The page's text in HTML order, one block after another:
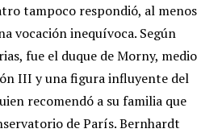
tampoco respondió, al menos
vocación inequívoca. Según
fue el duque de Morny, medio
III y una figura influyente del
recomendó a su familia que
de París. Bernhardt